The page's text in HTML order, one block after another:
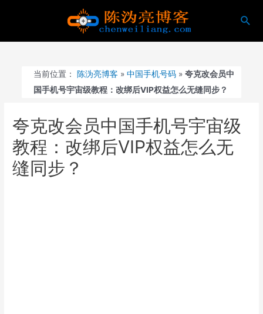
搜
当前位置： 陈沩亮博客 »中国手机号码 »夸克改会员中
国手机号宇宙级教程：改绑后VIP权益怎么无缝同步？
夸克改会员中国手机号宇宙级
教程：改绑后VIP权益怎么无
缝同步？